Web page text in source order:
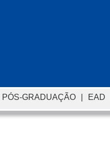
PÓS-GRADUAÇÃO | EAD